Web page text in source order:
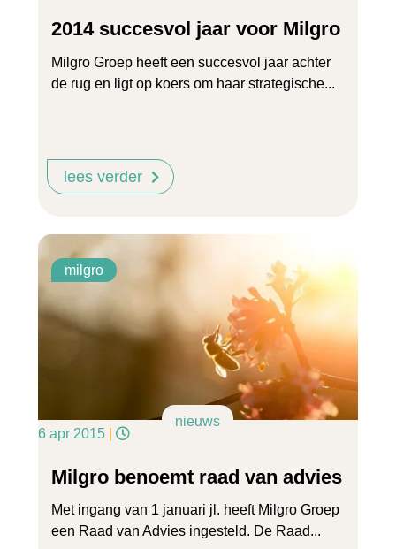
2014 succesvol jaar voor Milgro
Milgro Groep heeft een succesvol jaar achter
de rug en ligt op koers om haar strategische...
lees verder
milgro
nieuws
6 apr 2015
Milgro benoemt raad van advies
Met ingang van 1 januari jl. heeft Milgro Groep
een Raad van Advies ingesteld. De Raad...